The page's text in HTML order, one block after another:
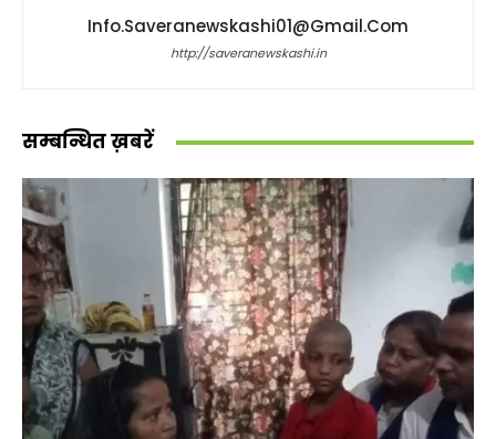
Info.saveranewskashi01@gmail.com
http://saveranewskashi.in
सम्बन्धित ख़बरें